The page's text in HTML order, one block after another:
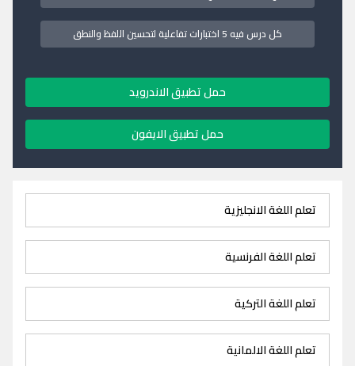
كل درس فيه 5 اختبارات تفاعلية لتحسين اللفظ والنطق
حمل تطبيق الاندرويد
حمل تطبيق الايفون
تعلم اللغة الانجليزية
تعلم اللغة الفرنسية
تعلم اللغة التركية
تعلم اللغة الالمانية